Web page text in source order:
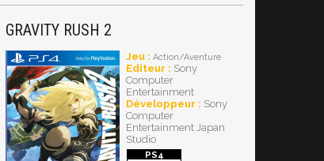
GRAVITY RUSH 2
Jeu : Action/Aventure
Editeur : Sony
Computer
Entertainment
Développeur : Sony
Computer
Entertainment Japan
Studio